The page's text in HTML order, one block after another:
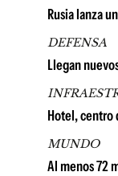
Rusia lanza
DEFENSA
Llegan
Hotel, centro
MUNDO
Al menos 72